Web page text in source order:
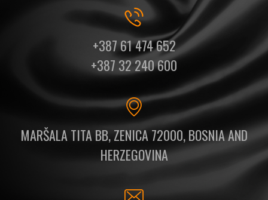
+387 61 474 652
+387 32 240 600
MARŠALA TITA BB, ZENICA 72000, BOSNIA AND
HERZEGOVINA